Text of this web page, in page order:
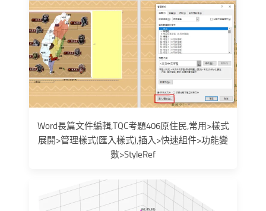
Word長篇文件編輯,TQC考題406原住民,常用>樣式
展開>管理樣式(匯入樣式),插入>快速組件>功能變
數>StyleRef